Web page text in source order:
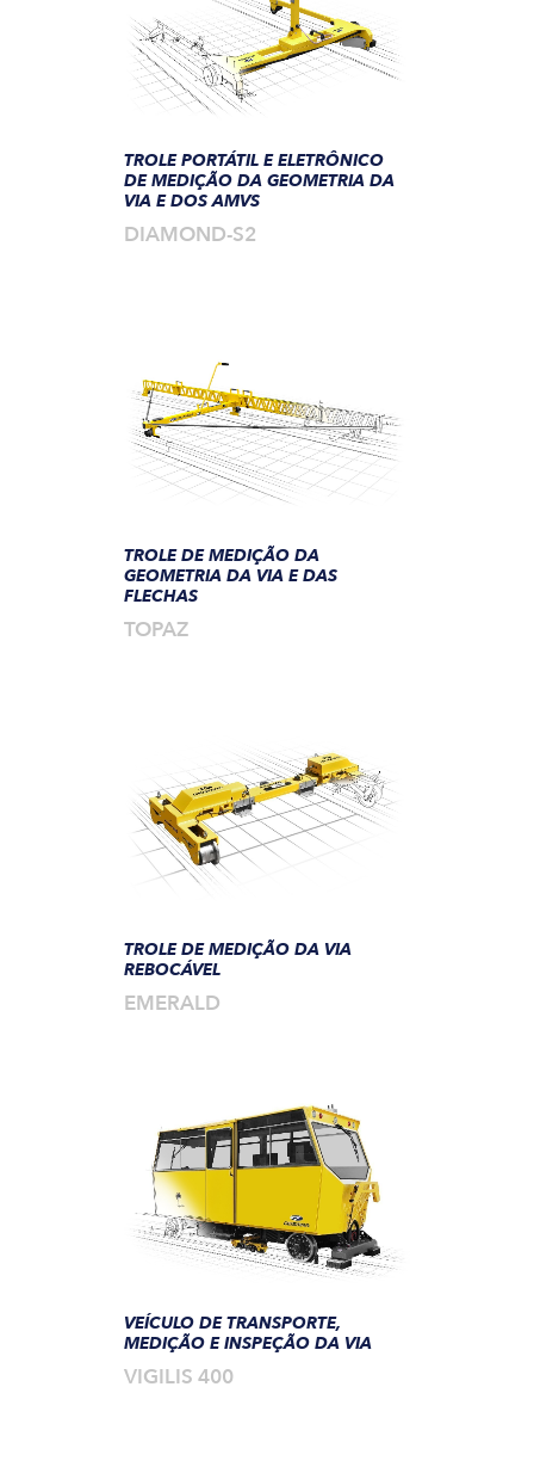
TROLE PORTÁTIL E ELETRÔNICO
DE MEDIÇÃO DA GEOMETRIA DA
VIA E DOS AMVS
DIAMOND-S2
TROLE DE MEDIÇÃO DA
GEOMETRIA DA VIA E DAS
FLECHAS
TOPAZ
TROLE DE MEDIÇÃO DA VIA
REBOCÁVEL
EMERALD
VEÍCULO DE TRANSPORTE,
MEDIÇÃO E INSPEÇÃO DA VIA
VIGILIS 400